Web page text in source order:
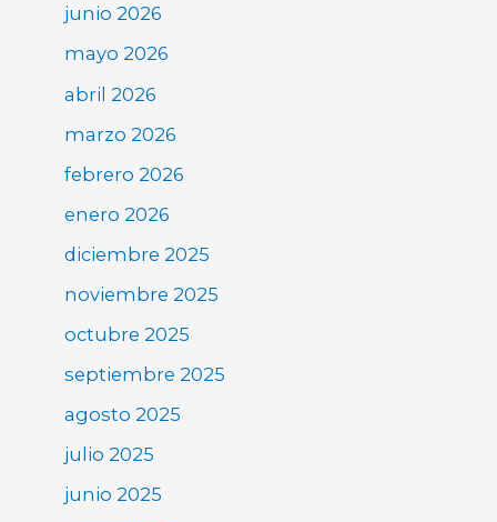
junio 2026
mayo 2026
abril 2026
marzo 2026
febrero 2026
enero 2026
diciembre 2025
noviembre 2025
octubre 2025
septiembre 2025
agosto 2025
julio 2025
junio 2025